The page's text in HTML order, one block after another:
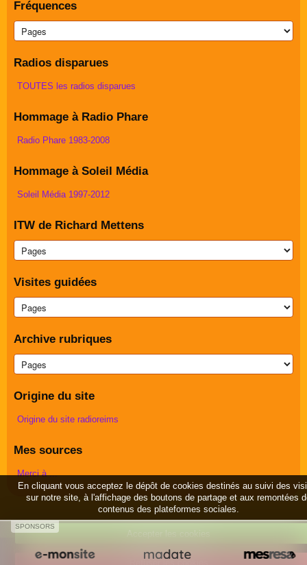
Fréquences
Radios disparues
TOUTES les radios disparues
Hommage à Radio Phare
Radio Phare 1983-2008
Hommage à Soleil Média
Soleil Média 1997-2012
ITW de Richard Mettens
Visites guidées
Archive rubriques
Origine du site
Origine du site radioreims
Mes sources
Merci à ...
Créer un site internet avec e-monsite
SPONSORS
En cliquant vous acceptez le dépôt de cookies destinés au suivi des
sur notre site, à l'affichage des boutons de partage et aux remontées
contenus des plateformes sociales.
Accepter les cookies